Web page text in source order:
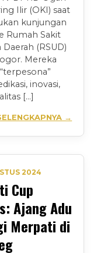
Ilir (OKI) saat
kunjungan
Rumah Sakit
(RSUD)
Mereka
inovasi,
[…]
→
2024
Cup
Ajang Adu
Merpati di